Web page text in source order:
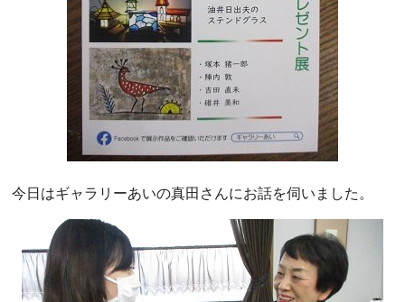
今日はギャラリーあいの真田さんにお話を伺いました。